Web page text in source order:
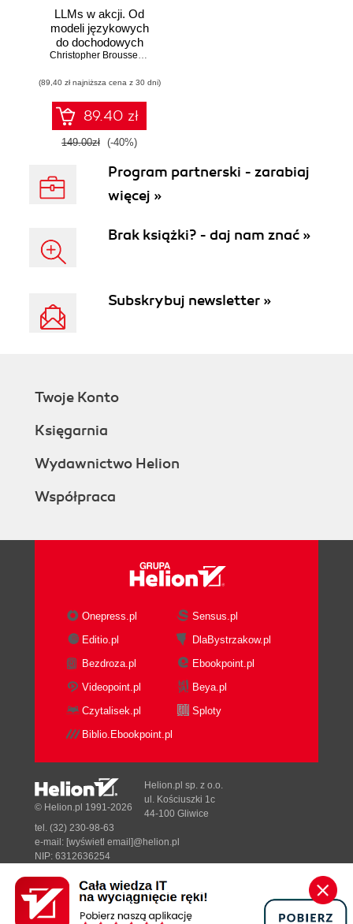
LLMs w akcji. Od
modeli językowych
do dochodowych
produktów
Christopher Brousseau
(89,40 zł najniższa cena z 30 dni)
89.40 zł
149.00zł (-40%)
Program partnerski - zarabiaj
więcej »
Brak książki? - daj nam znać »
Subskrybuj newsletter »
Twoje Konto
Księgarnia
Wydawnictwo Helion
Współpraca
Onepress.pl
Sensus.pl
Editio.pl
DlaBystrzakow.pl
Bezdroza.pl
Ebookpoint.pl
Videopoint.pl
Beya.pl
Czytalisek.pl
Sploty
Biblio.Ebookpoint.pl
Designed with ♥ byTonik.pl
© Helion.pl 1991-2026
Helion.pl sp. z o.o.
ul. Kościuszki 1c
44-100 Gliwice
tel. (32) 230-98-63
e-mail: [wyświetl email]@helion.pl
NIP: 6312636254